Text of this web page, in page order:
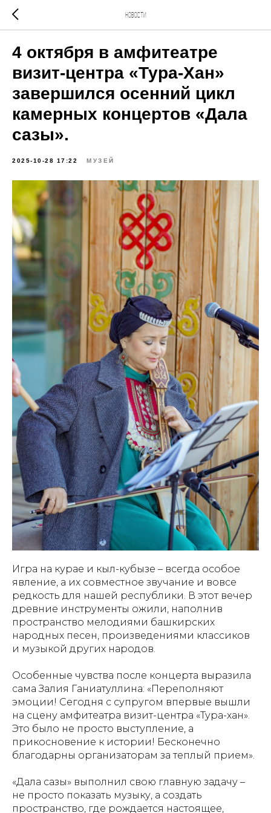
Новости
4 октября в амфитеатре
визит-центра «Тура-Хан»
завершился осенний цикл
камерных концертов «Дала
сазы».
2025-10-28 17:22 МУЗЕЙ
Игра на курае и кыл-кубызе – всегда особое
явление, а их совместное звучание и вовсе
редкость для нашей республики. В этот вечер
древние инструменты ожили, наполнив
пространство мелодиями башкирских
народных песен, произведениями классиков
и музыкой других народов.
Особенные чувства после концерта выразила
сама Залия Ганиатуллина: «Переполняют
эмоции! Сегодня с супругом впервые вышли
на сцену амфитеатра визит-центра «Тура-хан».
Это было не просто выступление, а
прикосновение к истории! Бесконечно
благодарны организаторам за теплый прием».
«Дала сазы» выполнил свою главную задачу –
не просто показать музыку, а создать
пространство, где рождается настоящее,